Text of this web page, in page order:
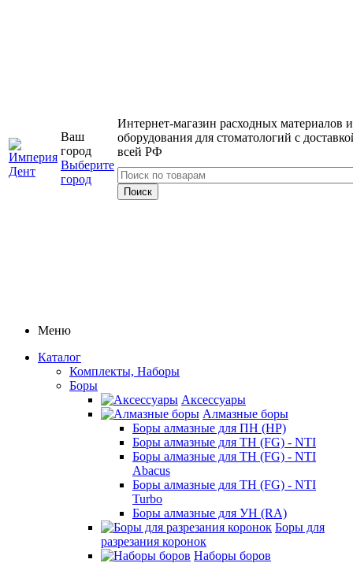
Ваш
город
Выберите
город
Интернет-магазин расходных материалов и
оборудования для стоматологий с
всей РФ
Меню
Каталог
Комплекты, Наборы
Боры
Аксессуары
Алмазные боры
Боры алмазные для ПН (HP)
Боры алмазные для ТН (FG) - NTI
Боры алмазные для ТН (FG) - NTI
Abacus
Боры алмазные для ТН (FG) - NTI
Turbo
Боры алмазные для УН (RA)
Боры для
разрезания коронок
Наборы боров